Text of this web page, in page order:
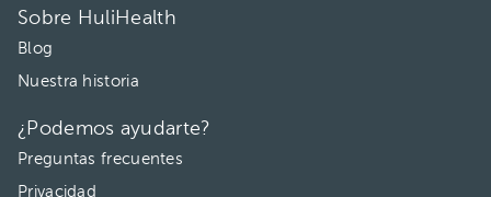
Sobre HuliHealth
Blog
Nuestra historia
¿Podemos ayudarte?
Preguntas frecuentes
Privacidad